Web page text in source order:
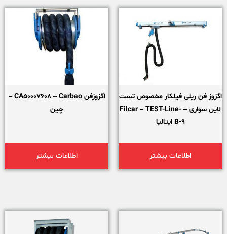
اگزوز فن ریلی فیلکار مخصوص تست
لاین سواری – Filcar – TEST-Line-
B-9 ایتالیا
اطلاعات بیشتر
اگزوزفن CA50007608 – Carbao –
چین
اطلاعات بیشتر